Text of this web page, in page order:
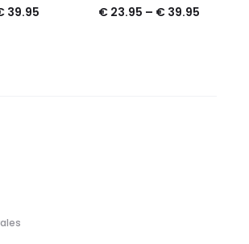
39.95
€23.95 – €39.95